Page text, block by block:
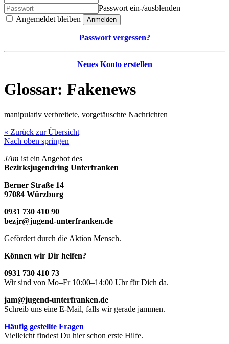
Passwort ein-/ausblenden
Angemeldet bleiben
Anmelden
Passwort vergessen?
Neues Konto erstellen
Glossar: Fakenews
manipulativ verbreitete, vorgetäuschte Nachrichten
« Zurück zur Übersicht
Nach oben springen
JAm ist ein Angebot des
Bezirksjugendring Unterfranken
Berner Straße 14
97084 Würzburg
0931 730 410 90
bezjr@jugend-unterfranken.de
Gefördert durch die Aktion Mensch.
Können wir Dir helfen?
0931 730 410 73
Wir sind von Mo–Fr 10:00–14:00 Uhr für Dich da.
jam@jugend-unterfranken.de
Schreib uns eine E-Mail, falls wir gerade jammen.
Häufig gestellte Fragen
Vielleicht findest Du hier schon erste Hilfe.